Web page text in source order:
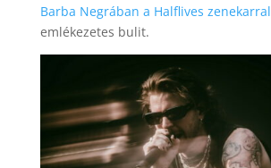
Barba Negrában a Halflives zenekarral
emlékezetes bulit.